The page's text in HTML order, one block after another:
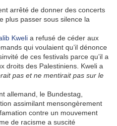
arrêté de donner des concerts
plus passer sous silence la
Kweli a refusé de céder aux
qui voulaient qu’il dénonce
de ces festivals parce qu’il a
droits des Palestiniens. Kweli a
pas et ne mentirait pas sur le
allemand, le Bundestag,
assimilant mensongèrement
contre un mouvement
de racisme a suscité